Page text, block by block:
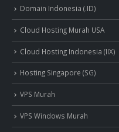
Domain Indonesia (.ID)
Cloud Hosting Murah USA
Cloud Hosting Indonesia (IIX)
Hosting Singapore (SG)
VPS Murah
VPS Windows Murah